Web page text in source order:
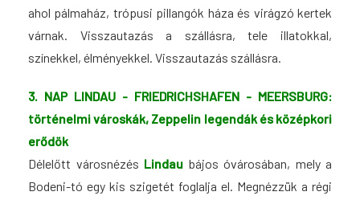
ahol pálmaház, trópusi pillangók háza és virágzó kertek
várnak. Visszautazás a szállásra, tele illatokkal,
színekkel, élményekkel. Visszautazás szállásra.
3. NAP LINDAU - FRIEDRICHSHAFEN - MEERSBURG:
történelmi városkák, Zeppelin legendák és középkori
erődök
Délelőtt városnézés Lindau bájos óvárosában, mely a
Bodeni-tó egy kis szigetét foglalja el. Megnézzük a régi